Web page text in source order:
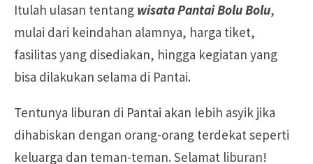
Itulah ulasan tentang wisata Pantai Bolu Bolu,
mulai dari keindahan alamnya, harga tiket,
fasilitas yang disediakan, hingga kegiatan yang
bisa dilakukan selama di Pantai.
Tentunya liburan di Pantai akan lebih asyik jika
dihabiskan dengan orang-orang terdekat seperti
keluarga dan teman-teman. Selamat liburan!